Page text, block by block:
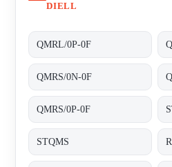
DIELL
QMRL/0P-0F
QMRS/0N-0F
QMRS/0P-0F
STQMS